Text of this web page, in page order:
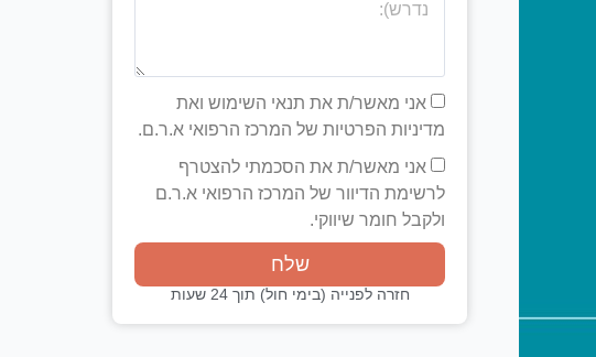
אני מאשר/ת את תנאי השימוש ואת
מדיניות הפרטיות של המרכז הרפואי א.ר.ם.
אני מאשר/ת את הסכמתי להצטרף
לרשימת הדיוור של המרכז הרפואי א.ר.ם
ולקבל חומר שיווקי.
שלח
חזרה לפנייה (בימי חול) תוך 24 שעות